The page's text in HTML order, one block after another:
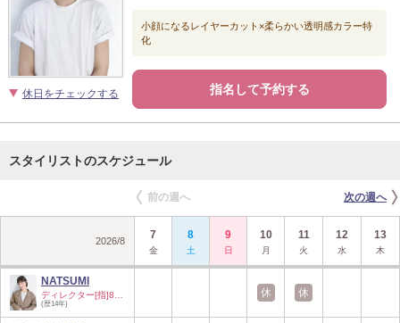
休日をチェックする
小顔になるレイヤーカット×柔らかい透明感カラー特
化
指名して予約する
スタイリストのスケジュール
前の週へ 次の週へ
2026/8 7
金
8
土
9
日
10
月
11
火
12
水
13
木
NATSUMI
(歴14年)
休 休